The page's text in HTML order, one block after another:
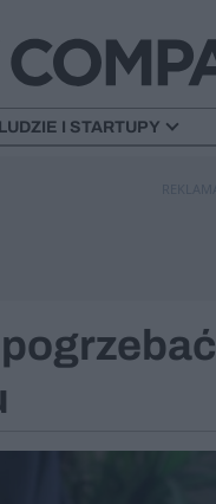
LUDZIE I STARTUPY